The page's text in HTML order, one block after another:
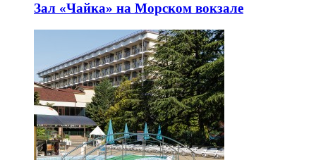
Зал «Чайка» на Морском вокзале